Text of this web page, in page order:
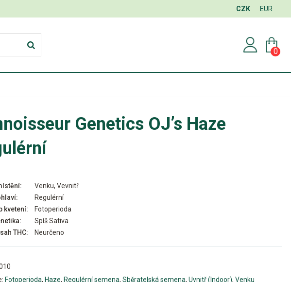
CZK EUR
0
Genetics OJ’s Haze
Venku, Vevnitř
Regulérní
kvetení:
Fotoperioda
Spíš Sativa
THC:
Neurčeno
Fotoperioda, Haze, Regulérní semena, Sběratelská semena, Uvnitř (Indoor), Venku